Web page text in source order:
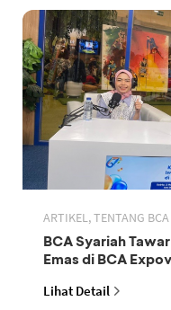
ARTIKEL, TENTANG
BCA Syariah
Emas di BCA
Lihat Detail